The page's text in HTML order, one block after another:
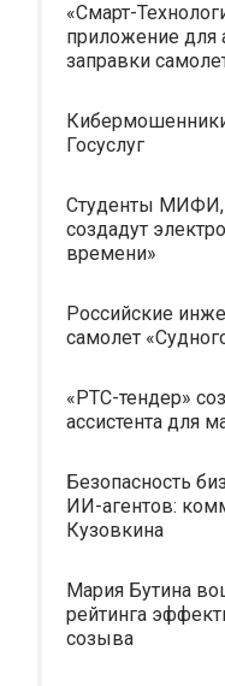
«Смарт-
приложение для
заправки
Госуслуг
Студенты
создадут
времени»
Российские
самолет
«РТС-тендер»
ассистента для
Безопасность
ИИ-агентов:
Кузовкина
Мария Бутина
рейтинга
созыва